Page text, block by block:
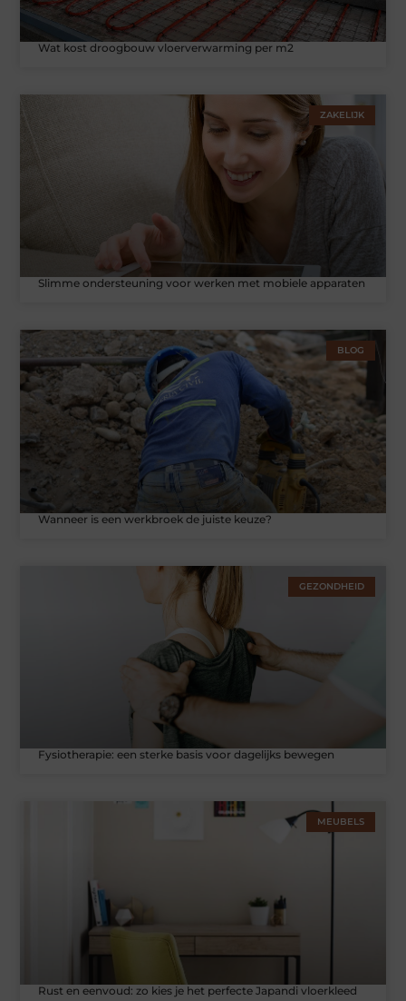
Wat kost droogbouw vloerverwarming per m2
ZAKELIJK
Slimme ondersteuning voor werken met mobiele apparaten
BLOG
Wanneer is een werkbroek de juiste keuze?
GEZONDHEID
Fysiotherapie: een sterke basis voor dagelijks bewegen
MEUBELS
Rust en eenvoud: zo kies je het perfecte Japandi vloerkleed